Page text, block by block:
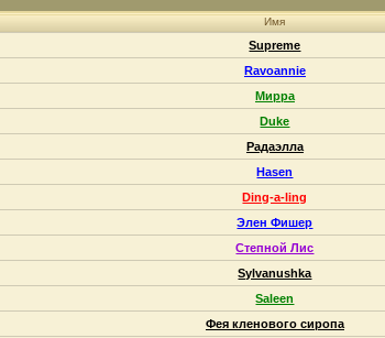
Имя
Supreme
Ravoannie
Мирра
Duke
Радаэлла
Hasen
Ding-a-ling
Элен Фишер
Степной Лис
Sylvanushka
Saleen
Фея кленового сиропа